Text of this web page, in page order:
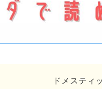
ドメスティ